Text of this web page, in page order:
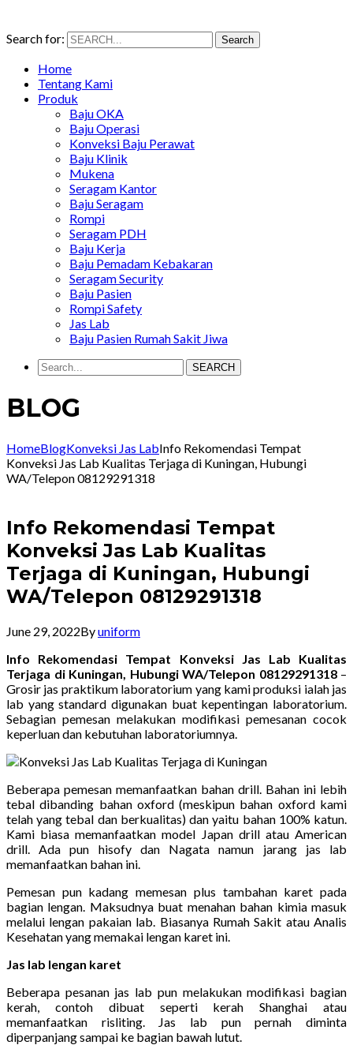
Search for: Search
Home
Tentang Kami
Produk
Baju OKA
Baju Operasi
Konveksi Baju Perawat
Baju Klinik
Mukena
Seragam Kantor
Baju Seragam
Rompi
Seragam PDH
Baju Kerja
Baju Pemadam Kebakaran
Seragam Security
Baju Pasien
Rompi Safety
Jas Lab
Baju Pasien Rumah Sakit Jiwa
SEARCH
BLOG
HomeBlogKonveksi Jas LabInfo Rekomendasi Tempat
Konveksi Jas Lab Kualitas Terjaga di Kuningan, Hubungi
WA/Telepon 08129291318
Info Rekomendasi Tempat
Konveksi Jas Lab Kualitas
Terjaga di Kuningan, Hubungi
WA/Telepon 08129291318
June 29, 2022Byuniform
Info Rekomendasi Tempat Konveksi Jas Lab Kualitas
Terjaga di Kuningan, Hubungi WA/Telepon 08129291318–
Grosir jas praktikum laboratorium yang kami produksi ialah jas
lab yang standard digunakan buat kepentingan laboratorium.
Sebagian pemesan melakukan modifikasi pemesanan cocok
keperluan dan kebutuhan laboratoriumnya.
Beberapa pemesan memanfaatkan bahan drill. Bahan ini lebih
tebal dibanding bahan oxford (meskipun bahan oxford kami
telah yang tebal dan berkualitas) dan yaitu bahan 100% katun.
Kami biasa memanfaatkan model Japan drill atau American
drill. Ada pun hisofy dan Nagata namun jarang jas lab
memanfaatkan bahan ini.
Pemesan pun kadang memesan plus tambahan karet pada
bagian lengan. Maksudnya buat menahan bahan kimia masuk
melalui lengan pakaian lab. Biasanya Rumah Sakit atau Analis
Kesehatan yang memakai lengan karet ini.
Jas lab lengan karet
Beberapa pesanan jas lab pun melakukan modifikasi bagian
kerah, contoh dibuat seperti kerah Shanghai atau
memanfaatkan risliting. Jas lab pun pernah diminta
diperpanjang sampai ke bagian bawah lutut.